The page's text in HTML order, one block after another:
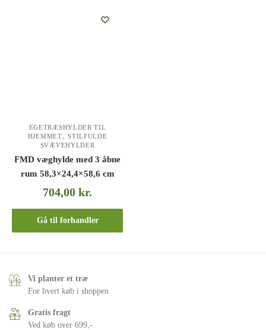
EGETRÆSHYLDER TIL
HJEMMET,STILFULDE
SVÆVEHYLDER
FMD væghylde med 3 åbne
rum 58,3×24,4×58,6 cm
704,00kr.
Gå til forhandler
Vi planter et træ
For hvert køb i shoppen
Gratis fragt
Ved køb over 699,-